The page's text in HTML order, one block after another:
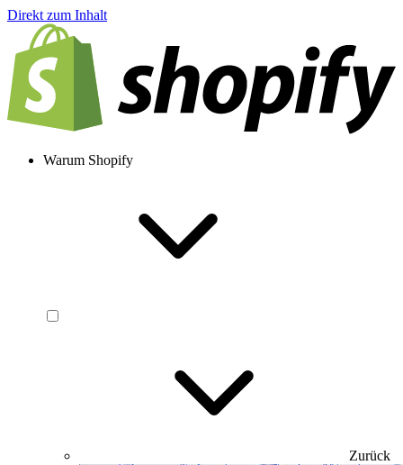
Direkt zum Inhalt
Warum Shopify
Zurück